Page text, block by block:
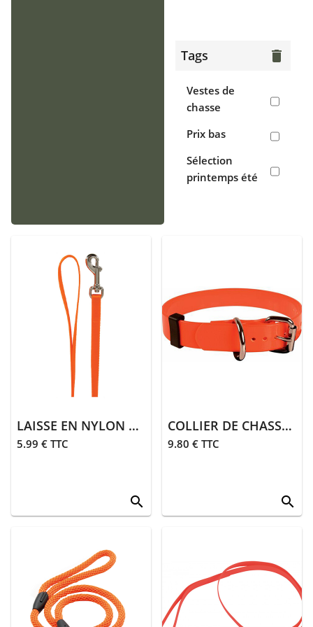
Chaussants
> Chaussures
crocs
tours de cou
> Gants
> Guêtres,
chaussettes
Équipements
>
Équipements
divers
Tags delete
Vestes de
chasse
Prix bas
Sélection
printemps été
LAISSE EN NYLON 1M | ORANGE
5.99 € TTC
search
COLLIER DE CHASSE 45 CM| ORANGE FLUO
9.80 € TTC
search